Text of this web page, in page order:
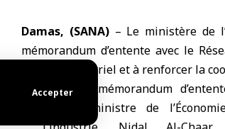
Accepter
Damas, (SANA)– Le ministère de
mémorandum d’entente avec le
secteur industriel et à renforcer la
Selon le mémorandum
par le ministre de